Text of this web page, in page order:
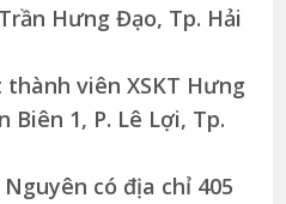
Hưng Đạo, Tp. Hải
viên XSKT Hưng
Biên 1, P. Lê Lợi, Tp.
có địa chỉ 405